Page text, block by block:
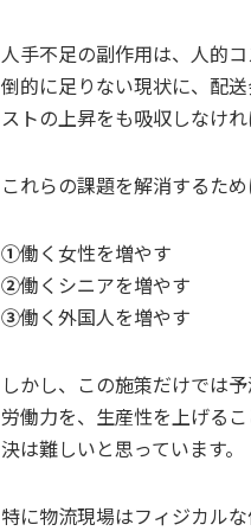
人手不足の副作用は、人的
倒的に足りない現状に、配
ストの上昇をも吸収しなけ
これらの課題を解消するた
①働く女性を増やす
②働くシニアを増やす
③働く外国人を増やす
しかし、この施策だけでは
労働力を、生産性を上げる
決は難しいと思っています。
特に物流現場はフィジカル